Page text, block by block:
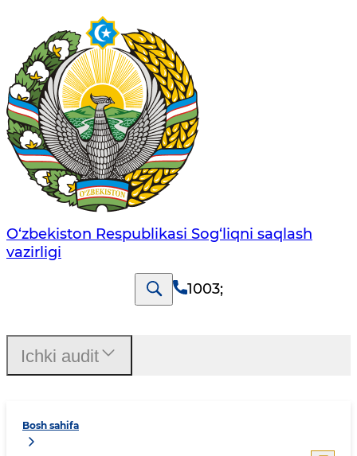
O‘zbеkistоn Rеspublikаsi Sоg‘liqni saqlash
vаzirligi
1003;
Bosh sahifa
Ichki audit